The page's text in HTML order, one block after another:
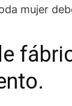
mujer